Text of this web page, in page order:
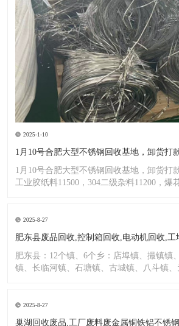
2025-1-10
1月10号合肥大型不锈钢回收基地，卸货打
1月10号合肥大型不锈钢回收基地，卸货打
工业胶纸料11500，304二级杂料11200，爆
2025-8-27
肥东县废品回收,控制箱回收,电动机回收,工
肥东县：12个镇、6个乡：店埠镇、撮镇镇
镇、长临河镇、石塘镇、古城镇、八斗镇、
2025-8-27
巢湖回收废品,工厂废料废金属铜铁铝不锈